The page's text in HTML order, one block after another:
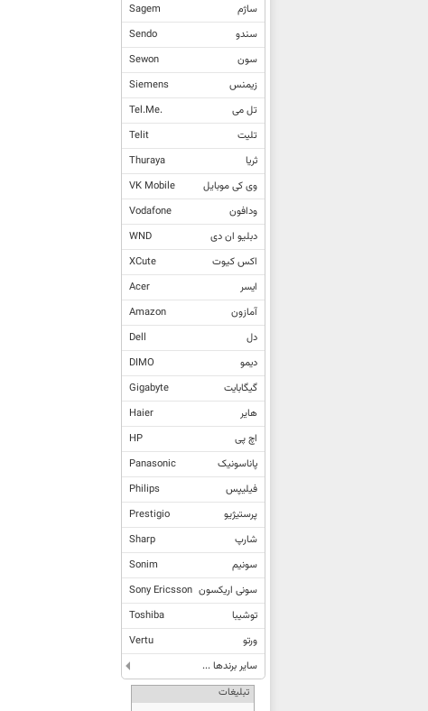
ساژم
Sagem
سندو
Sendo
سون
Sewon
زیمنس
Siemens
تل می
Tel.Me.
تلیت
Telit
ثریا
Thuraya
وی کی موبایل
VK Mobile
ودافون
Vodafone
دبلیو ان دی
WND
اکس کیوت
XCute
ایسر
Acer
آمازون
Amazon
دل
Dell
دیمو
DIMO
گیگابایت
Gigabyte
هایر
Haier
اچ پی
HP
پاناسونیک
Panasonic
فیلیپس
Philips
پرستیژیو
Prestigio
شارپ
Sharp
سونیم
Sonim
سونی اریکسون Sony Ericsson
توشیبا
Toshiba
ورتو
Vertu
سایر برندها ...
تبلیغات